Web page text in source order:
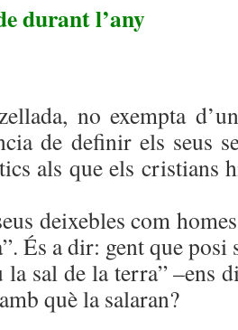
durant l’any
no exempta
de definir els seus
als que els cristians
deixebles com
És a dir: gent que
la sal de la terra” –ens
què la salaran?